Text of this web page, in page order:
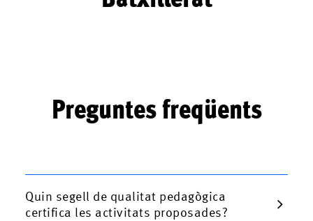
Preguntes freqüents
Quin segell de qualitat pedagògica
certifica les activitats proposades?